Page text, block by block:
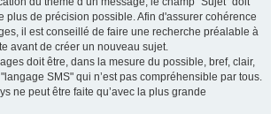
plus de précision possible. Afin d'assurer cohérence
il est conseillé de faire une recherche préalable à
avant de créer un nouveau sujet.
doit être, dans la mesure du possible, bref, clair,
SMS" qui n’est pas compréhensible par tous.
ne peut être faite qu’avec la plus grande